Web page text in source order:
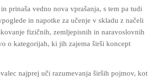
prinaša vedno nova vprašanja, s tem pa tudi
in napotke za učenje v skladu z načeli
fizičnih, zemljepisnih in naravoslovnih
o kategorijah, ki jih zajema širši koncept
najprej uči razumevanja širših pojmov, kot